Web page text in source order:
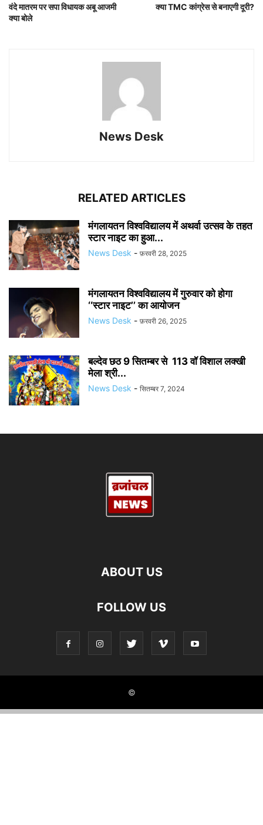
वंदे मातरम पर सपा विधायक अबू आजमी
क्या बोले
क्या TMC कांग्रेस से बनाएगी दूरी?
News Desk
RELATED ARTICLES
मंगलायतन विश्वविद्यालय में अथर्वा उत्सव के तहत
स्टार नाइट का हुआ...
News Desk - फ़रवरी 28, 2025
मंगलायतन विश्वविद्यालय में गुरुवार को होगा
‘‘स्टार नाइट’’ का आयोजन
News Desk - फ़रवरी 26, 2025
बल्देव छठ 9 सितम्बर से 113 वॉ विशाल लक्खी
मेला श्री...
News Desk - सितम्बर 7, 2024
ABOUT US
FOLLOW US
©